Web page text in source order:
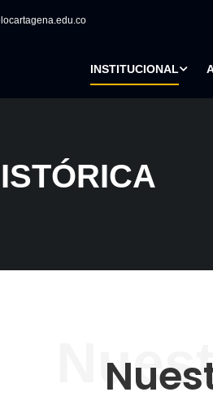
INSTITUCIONAL